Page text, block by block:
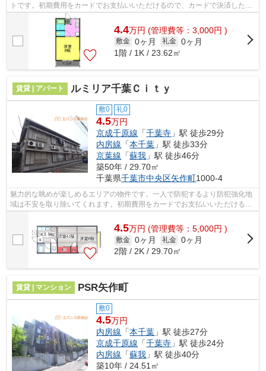
トです。初期費用をカードでお支払いいただけるので、カードで決済したい
方にもおすすめです。「サンライフ21」...
4.4万円 (管理費等：3,000円 )
敷金 0ヶ月 礼金 0ヶ月
1階 / 1K / 23.62㎡
賃貸 | アパート ルミリア千葉Ｃｉｔｙ
敷0 礼0
4.5万円
京成千原線 「千葉寺 」駅 徒歩29分
内房線 「本千葉 」駅 徒歩33分
京葉線 「蘇我 」駅 徒歩46分
築50年 / 29.70㎡
千葉県千葉市中央区矢作町1000-4
魅力的な眺めが楽しめるエリアの物件です。一人で防犯するより防犯強化地
域は不安を取り除いてくれます。初期費用をカードでお支払いいただけるの
で、カードで決済したい方にもおすす...
4.5万円 (管理費等：5,000円 )
敷金 0ヶ月 礼金 0ヶ月
2階 / 2K / 29.70㎡
賃貸 | マンション PSR矢作町
敷0
4.5万円
内房線 「本千葉 」駅 徒歩27分
京成千原線 「千葉寺 」駅 徒歩24分
内房線 「蘇我 」駅 徒歩40分
築10年 / 24.51㎡